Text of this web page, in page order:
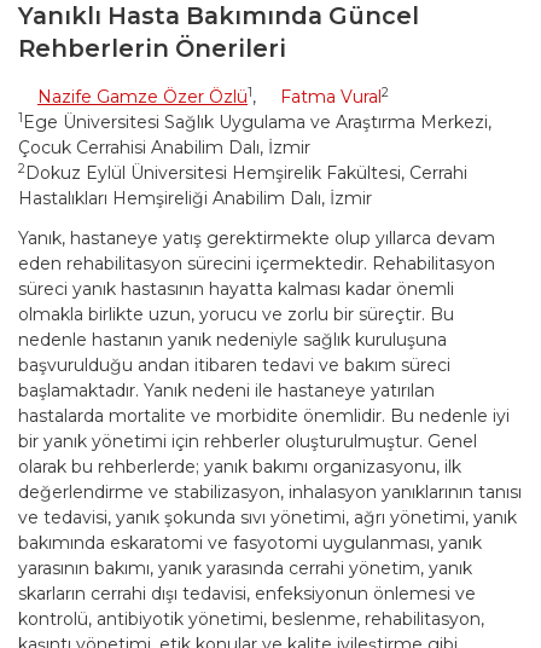
Yanıklı Hasta Bakımında Güncel
Rehberlerin Önerileri
Nazife Gamze Özer Özlü1, Fatma Vural2
1 Ege Üniversitesi Sağlık Uygulama ve Araştırma Merkezi,
Çocuk Cerrahisi Anabilim Dalı, İzmir
2Dokuz Eylül Üniversitesi Hemşirelik Fakültesi, Cerrahi
Hastalıkları Hemşireliği Anabilim Dalı, İzmir
Yanık, hastaneye yatış gerektirmekte olup yıllarca devam
eden rehabilitasyon sürecini içermektedir. Rehabilitasyon
süreci yanık hastasının hayatta kalması kadar önemli
olmakla birlikte uzun, yorucu ve zorlu bir süreçtir. Bu
nedenle hastanın yanık nedeniyle sağlık kuruluşuna
başvurulduğu andan itibaren tedavi ve bakım süreci
başlamaktadır. Yanık nedeni ile hastaneye yatırılan
hastalarda mortalite ve morbidite önemlidir. Bu nedenle iyi
bir yanık yönetimi için rehberler oluşturulmuştur. Genel
olarak bu rehberlerde; yanık bakımı organizasyonu, ilk
değerlendirme ve stabilizasyon, inhalasyon yanıklarının tanısı
ve tedavisi, yanık şokunda sıvı yönetimi, ağrı yönetimi, yanık
bakımında eskaratomi ve fasyotomi uygulanması, yanık
yarasının bakımı, yanık yarasında cerrahi yönetim, yanık
skarların cerrahi dışı tedavisi, enfeksiyonun önlemesi ve
kontrolü, antibiyotik yönetimi, beslenme, rehabilitasyon,